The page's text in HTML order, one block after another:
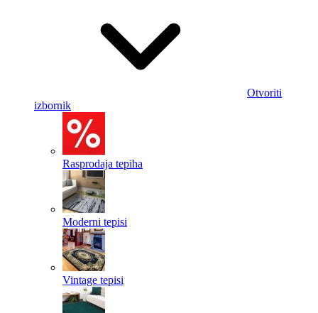
Otvoriti
izbornik
Rasprodaja tepiha
Moderni tepisi
Vintage tepisi